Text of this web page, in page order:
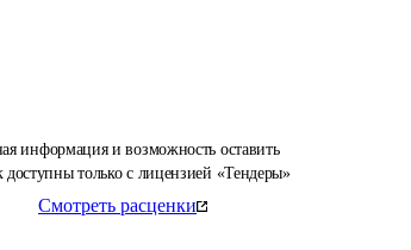
информация и возможность оставить
доступны только с лицензией «Тендеры»
Смотреть расценки